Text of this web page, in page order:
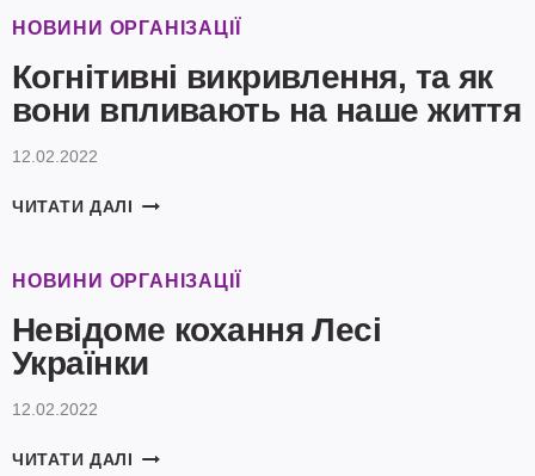
КУЛЬТУРІ
НОВИНИ ОРГАНІЗАЦІЇ
Когнітивні викривлення, та як
вони впливають на наше життя
12.02.2022
ЧИТАТИ ДАЛІ КОГНІТИВНІ
ЯК
ВПЛИВАЮТЬ
НА
НАШЕ
НОВИНИ ОРГАНІЗАЦІЇ
Невідоме кохання Лесі
Українки
12.02.2022
ЧИТАТИ ДАЛІ НЕВІДОМЕ